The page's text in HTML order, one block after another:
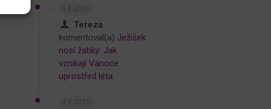
Tereza
komentoval(a) Ježíšek
nosí žabky: Jak
vznikají Vánoce
uprostřed léta